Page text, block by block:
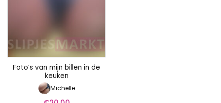
Foto’s van mijn billen in de
keuken
Michelle